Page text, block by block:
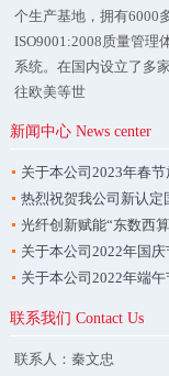
个生产基地，拥有6000
ISO9001:2008质量管理
系统。在国内设立了多
往欧美等世
新闻中心 News center
关于本公司2023年春
热烈祝贺我公司新认定
业
光纤创新赋能“东数西
展
关于本公司2022年国
关于本公司2022年端
联系我们 Contact Us
联系人：秦文忠